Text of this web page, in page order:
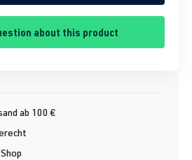
about this product
ab 100 €